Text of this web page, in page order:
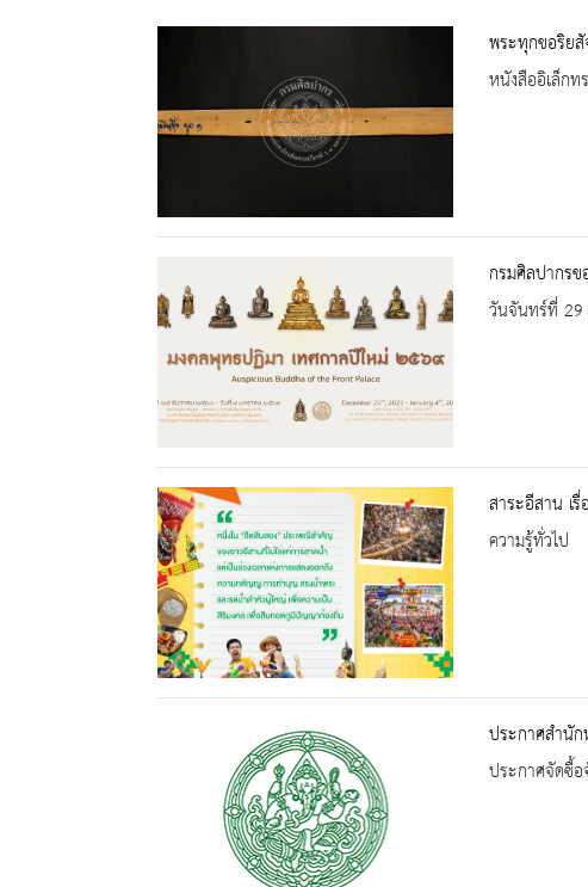
พระทุกขอริย
หนังสืออิเล็ก
กรมศิลปากร
วันจันทร์ที่ 29
สาระอีสาน เ
ความรู้ทั่วไป
ประกาศสำนัก
ประกาศจัดซื้อ